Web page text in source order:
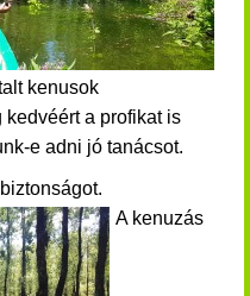
kenusok
a profikat is
e adni jó tanácsot.
A kenuzás